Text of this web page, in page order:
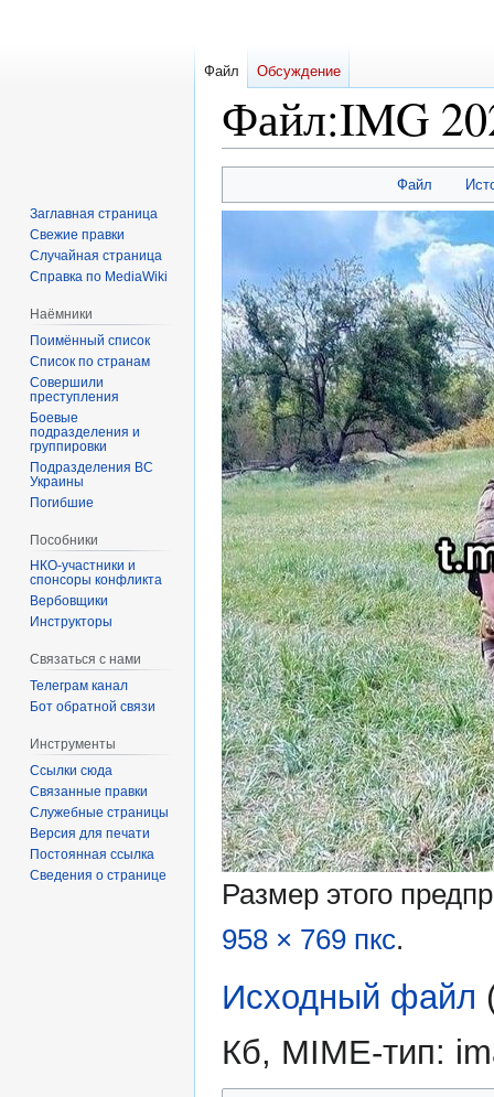
Файл:IMG
к
к
Файл
Размер этого
958 × 769 пкс.
Исходный файл
Кб, MIME-тип:
Файл Обсуждение
Заглавная страница
Свежие правки
Случайная страница
Справка по MediaWiki
Наёмники
Поимённый список
Список по странам
Совершили
преступления
Боевые
подразделения и
группировки
Подразделения ВС
Украины
Погибшие
Пособники
спонсоры конфликта
‏‎Вербовщики
Инструкторы
Связаться с нами
Телеграм канал
Бот обратной связи
Инструменты
Ссылки сюда
Связанные правки
Служебные страницы
Версия для печати
Постоянная ссылка
Сведения о странице